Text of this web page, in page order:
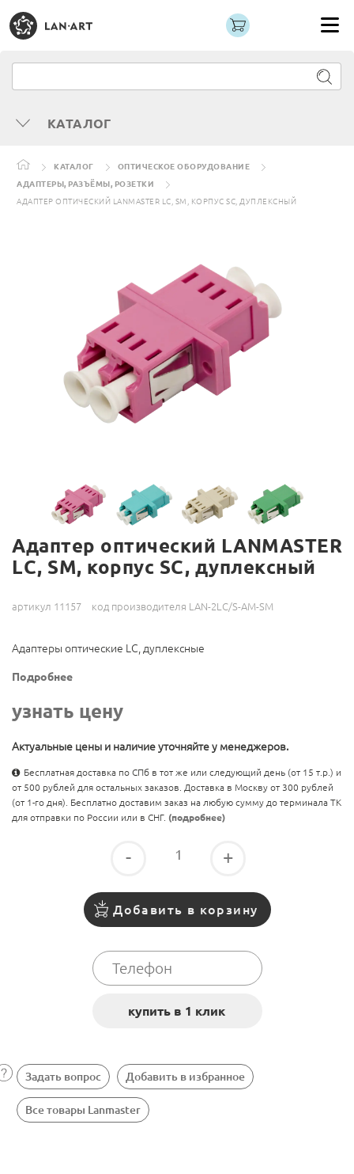
КАТАЛОГ
КАТАЛОГ
ОПТИЧЕСКОЕ ОБОРУДОВАНИЕ
АДАПТЕРЫ, РАЗЪЁМЫ, РОЗЕТКИ
АДАПТЕР ОПТИЧЕСКИЙ LANMASTER LC, SM, КОРПУС SC, ДУПЛЕКСНЫЙ
Адаптер оптический LANMASTER
LC, SM, корпус SC, дуплексный
артикул 11157 код производителя LAN-2LC/S-AM-SM
Адаптеры оптические LC, дуплексные
Подробнее
узнать цену
Актуальные цены и наличие уточняйте у менеджеров.
Бесплатная доставка по СПб в тот же или следующий день (от 15 т.р.) и
от 500 рублей для остальных заказов. Доставка в Москву от 300 рублей
(от 1-го дня). Бесплатно доставим заказ на любую сумму до терминала ТК
для отправки по России или в СНГ. (подробнее)
- +
Добавить в корзину
Задать вопрос Добавить в избранное
Все товары Lanmaster